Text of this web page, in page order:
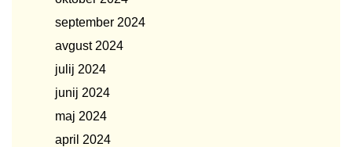
september 2024
avgust 2024
julij 2024
junij 2024
maj 2024
april 2024